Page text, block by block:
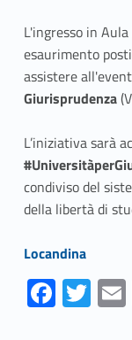
L'ingresso in
esaurimento
assistere
Giurisprudenza
L’iniziativa sarà
condiviso del
della libertà di
Link identifier #identifier__15177-1Locandina
Fa
ce
T
w